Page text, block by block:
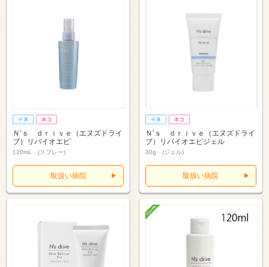
Ｎ’ｓ ｄｒｉｖｅ（エヌズドライ
ブ）リバイオエピ
120mL (スプレー)
取扱い病院
Ｎ’ｓ ｄｒｉｖｅ（エヌズドライ
ブ）リバイオエピジェル
30g (ジェル)
取扱い病院